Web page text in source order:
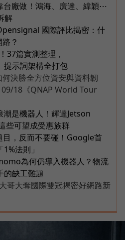
台廠做！鴻海、廣達、緯穎⋯
解
國際評比揭密：什
？
37篇實測整理，
示詞架構全打包
決勝全方位資安與資料韌
09/18《QNAP World Tour
是機器人！輝達Jetson
些可望成受惠族群
目，反而不要碰！Google首
法則」
為何仍導入機器人？物流
的缺工難題
哥大奪國際雙冠揭密好網路新